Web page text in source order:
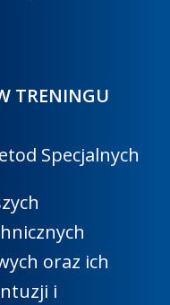
TRENINGU
Specjalnych
oraz ich
i